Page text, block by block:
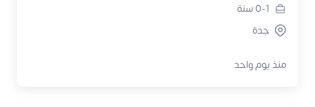
0-1سنة
جدة
منذ يوم واحد